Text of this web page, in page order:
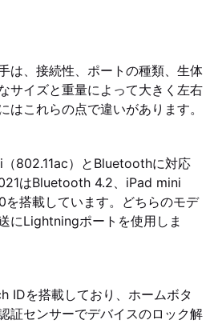
は、接続性、ポートの種類、生体
サイズと重量によって大きく左右
はこれらの点で違いがあります。
802.11ac）とBluetoothに対応
はBluetooth 4.2、iPad mini
搭載しています。どちらのモデ
にLightningポートを使用しま
IDを搭載しており、ホームボタ
証センサーでデバイスのロック解